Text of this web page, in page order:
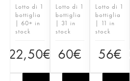
Lotto di 1
bottiglia
| 60+ in
stock
22,50€
Lotto di 1
bottiglia
| 31 in
stock
60€
Lotto di 1
bottiglia
| 11 in
stock
56€